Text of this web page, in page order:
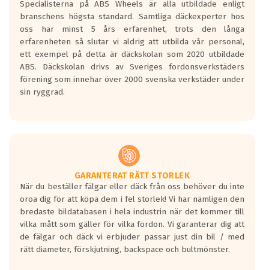
längsta.
Inga D eller G betyg delas ut för
personbilar och lätta lastbilar.
Betyget sätts efter ett test där däcken
skall bromsa in på en väg där det ligger
0.5-1.5 mm vatten.
I 80km/h kommer skillnaden på
Vid körning i över 50km/h brukar
rullmotståndets ljud överträffa
motorljudet.
På däckmärkningen kommer det finnas
en symbol av ett däck med vågar. Hög
bullernivå markeras med svarta vågor
medans de vita vågorna påvisar om det är
ett tyst däck.
Specialisterna på ABS Wheels är alla utbildade enligt
branschens högsta standard. Samtliga däckexperter hos
oss har minst 5 års erfarenhet, trots den långa
erfarenheten så slutar vi aldrig att utbilda vår personal,
ett exempel på detta är däckskolan som 2020 utbildade
ABS. Däckskolan drivs av Sveriges fordonsverkstäders
förening som innehar över 2000 svenska verkstäder under
sin ryggrad.
GARANTERAT RÄTT STORLEK
När du beställer fälgar eller däck från oss behöver du inte
oroa dig för att köpa dem i fel storlek! Vi har nämligen den
bredaste bildatabasen i hela industrin när det kommer till
vilka mått som gäller för vilka fordon. Vi garanterar dig att
de fälgar och däck vi erbjuder passar just din bil / med
rätt diameter, förskjutning, backspace och bultmönster.